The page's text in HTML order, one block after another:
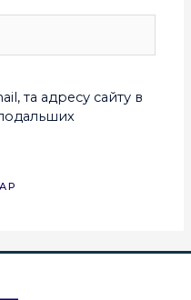
та адресу сайту в